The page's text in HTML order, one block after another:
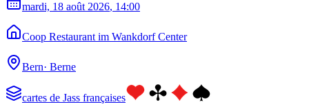
mardi, 18 août 2026, 14:00
Coop Restaurant im Wankdorf Center
Bern· Berne
cartes de Jass françaises